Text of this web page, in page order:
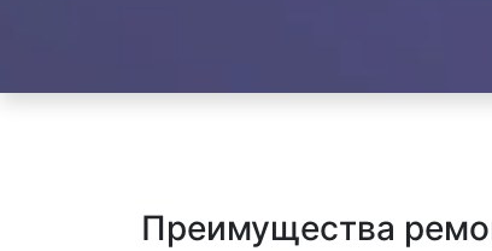
Преимущества